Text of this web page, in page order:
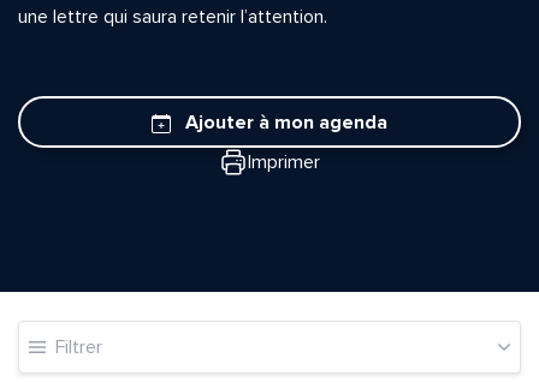
une lettre qui saura retenir l’attention.
Ajouter à mon agenda
Imprimer
Filtrer